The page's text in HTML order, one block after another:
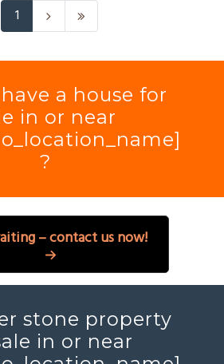
1
a house for
in or near
?
– contact us now!
stone property
in or near